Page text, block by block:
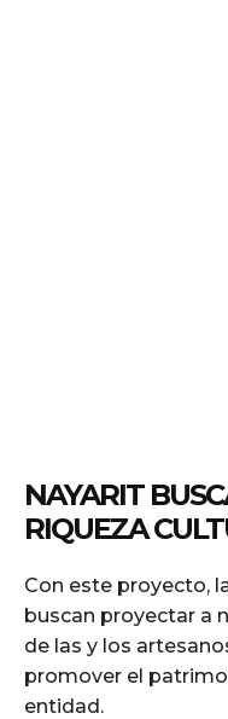
NAYARIT
RIQUEZA
Con este proyecto,
buscan proyectar a
de las y los
promover el
entidad.